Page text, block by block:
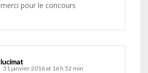
merci pour le concours
lucimat
31 janvier 2016 at 16 h 52 min